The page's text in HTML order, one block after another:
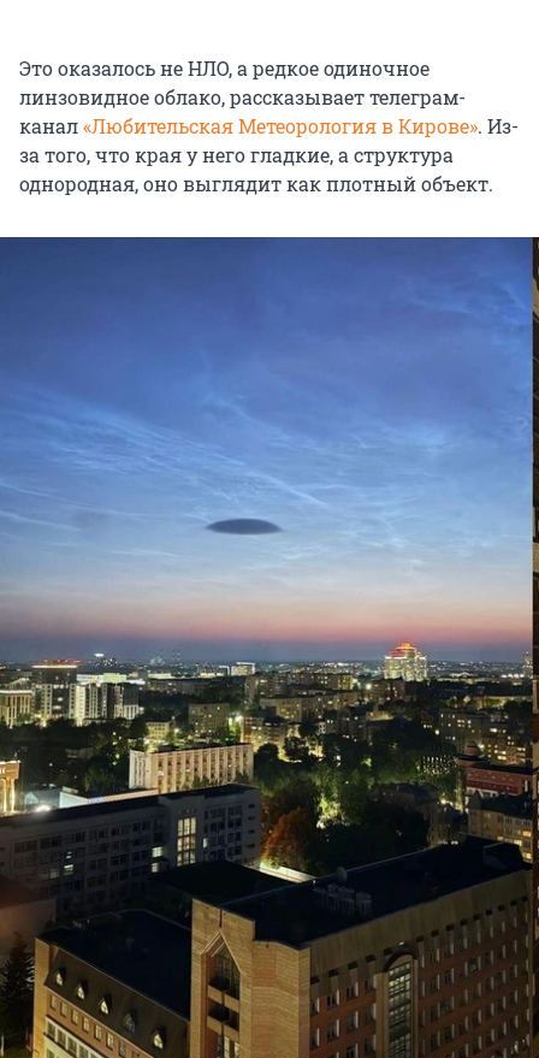
Это оказалось не НЛО, а редкое одиночное
линзовидное облако, рассказывает телеграм-
канал«Любительская Метеорология в Кирове». Из-
за того, что края у него гладкие, а структура
однородная, оно выглядит как плотный объект.